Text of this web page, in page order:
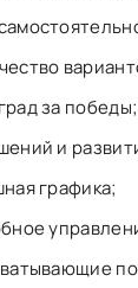
за победы;
и
графика;